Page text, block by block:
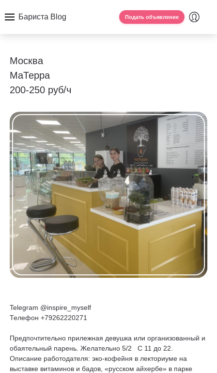
Бариста Blog Подать объявление
Москва
МаТерра
200-250 руб/ч
Telegram @inspire_myself
Телефон +79262220271
Предпочтительно прилежная девушка или организованный и
обаятельный парень. Желательно 5/2 С 11 до 22.
Описание работодателя: эко-кофейня в лекториуме на
выставке витаминов и бадов, «русском айхербе» в парке